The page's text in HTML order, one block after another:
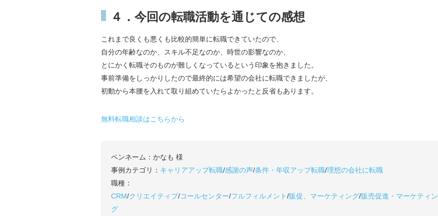
４．今回の転職活動を通じての感想
これまで良くも悪くも比較的簡単に転職できていたので、
自分の年齢なのか、スキル不足なのか、時世の影響なのか、
とにかく転職そのものが難しくなっているという印象を抱きました。
事前準備をしっかりしたので最終的には希望の会社に転職できましたが、
初動から本腰を入れて取り組めていたらよかったと反省もあります。
無料転職相談はこちらから
ペンネーム： かなも 様
事例カテゴリ： キャリアアップ転職/感謝の声/条件・年収アップ転職/理想の会社に転職
職種：
CRM/クリエイティブ/コールセンター/フルフィルメント/販促、マーケティング/販売促進・マーケティン
グ